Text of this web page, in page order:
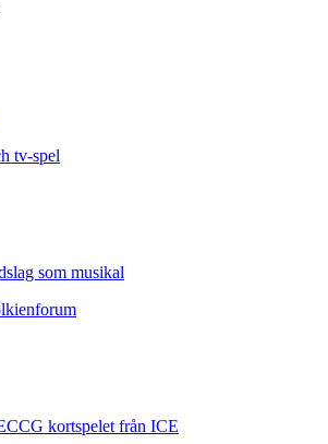
tv-spel
som musikal
kortspelet från ICE